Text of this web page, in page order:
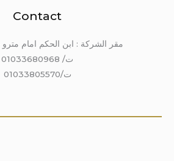
Contact
مقر الشركة : ابن الحكم امام مترو
ت/ 01033680968
ت/01033805570